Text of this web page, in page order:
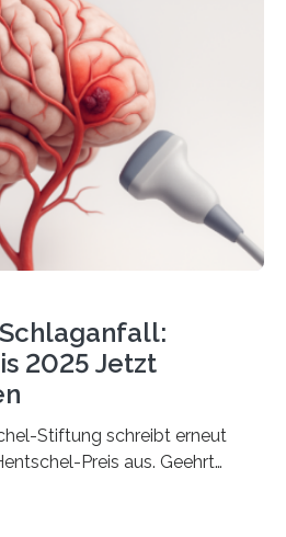
der
Industrielle
(IGF), Zentrales
(ZIM) und
KOM. Auf dem
2025 am 5. Juni 2025 in
Bundesministerium für
eine gute Nachricht:
in
2025 Jetzt
Stiftung schreibt erneut
Preis aus. Geehrt
Publikation zum Thema